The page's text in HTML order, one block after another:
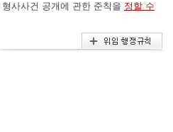
사사건 공개에 관한 준칙을 정할 수